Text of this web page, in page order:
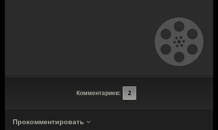
Комментариев: 2
Прокомментировать